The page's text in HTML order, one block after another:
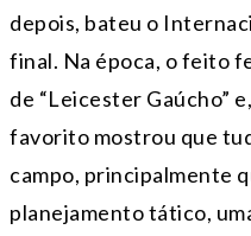
depois, bateu o
final. Na época, o feito
de “Leicester Gaúcho”
favorito mostrou que
campo, principalmente
planejamento tático,